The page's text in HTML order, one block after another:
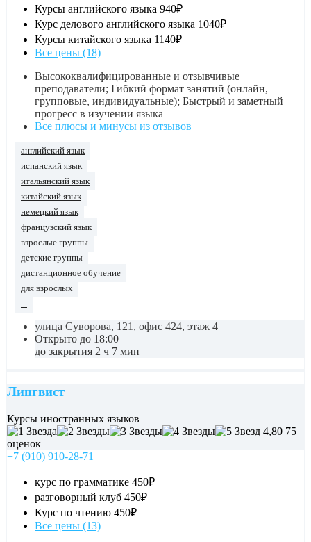
Курсы английского языка 940₽
Курс делового английского языка 1040₽
Курсы китайского языка 1140₽
Все цены (18)
Высококвалифицированные и отзывчивые
преподаватели; Гибкий формат занятий (онлайн,
групповые, индивидуальные); Быстрый и заметный
прогресс в изучении языка
Все плюсы и минусы из отзывов
английский язык
испанский язык
итальянский язык
китайский язык
немецкий язык
французский язык
взрослые группы
детские группы
дистанционное обучение
для взрослых
улица Суворова, 121, офис 424, этаж 4
Открыто до 18:00
до закрытия 2 ч 7 мин
Лингвист
Курсы иностранных языков
4,80 75
оценок
+7 (910) 910-28-71
курс по грамматике 450₽
разговорный клуб 450₽
Курс по чтению 450₽
Все цены (13)